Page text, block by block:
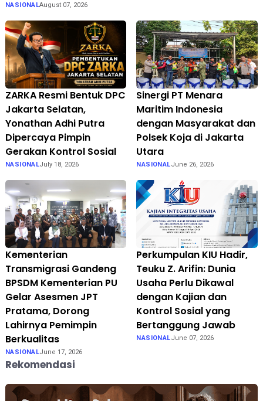
NASIONALAugust 07, 2026
ZARKA Resmi Bentuk DPC
Jakarta Selatan,
Yonathan Adhi Putra
Dipercaya Pimpin
Gerakan Kontrol Sosial
NASIONALJuly 18, 2026
Sinergi PT Menara
Maritim Indonesia
dengan Masyarakat dan
Polsek Koja di Jakarta
Utara
NASIONALJune 26, 2026
Kementerian
Transmigrasi Gandeng
BPSDM Kementerian PU
Gelar Asesmen JPT
Pratama, Dorong
Lahirnya Pemimpin
Berkualitas
NASIONALJune 17, 2026
Perkumpulan KIU Hadir,
Teuku Z. Arifin: Dunia
Usaha Perlu Dikawal
dengan Kajian dan
Kontrol Sosial yang
Bertanggung Jawab
NASIONALJune 07, 2026
Rekomendasi